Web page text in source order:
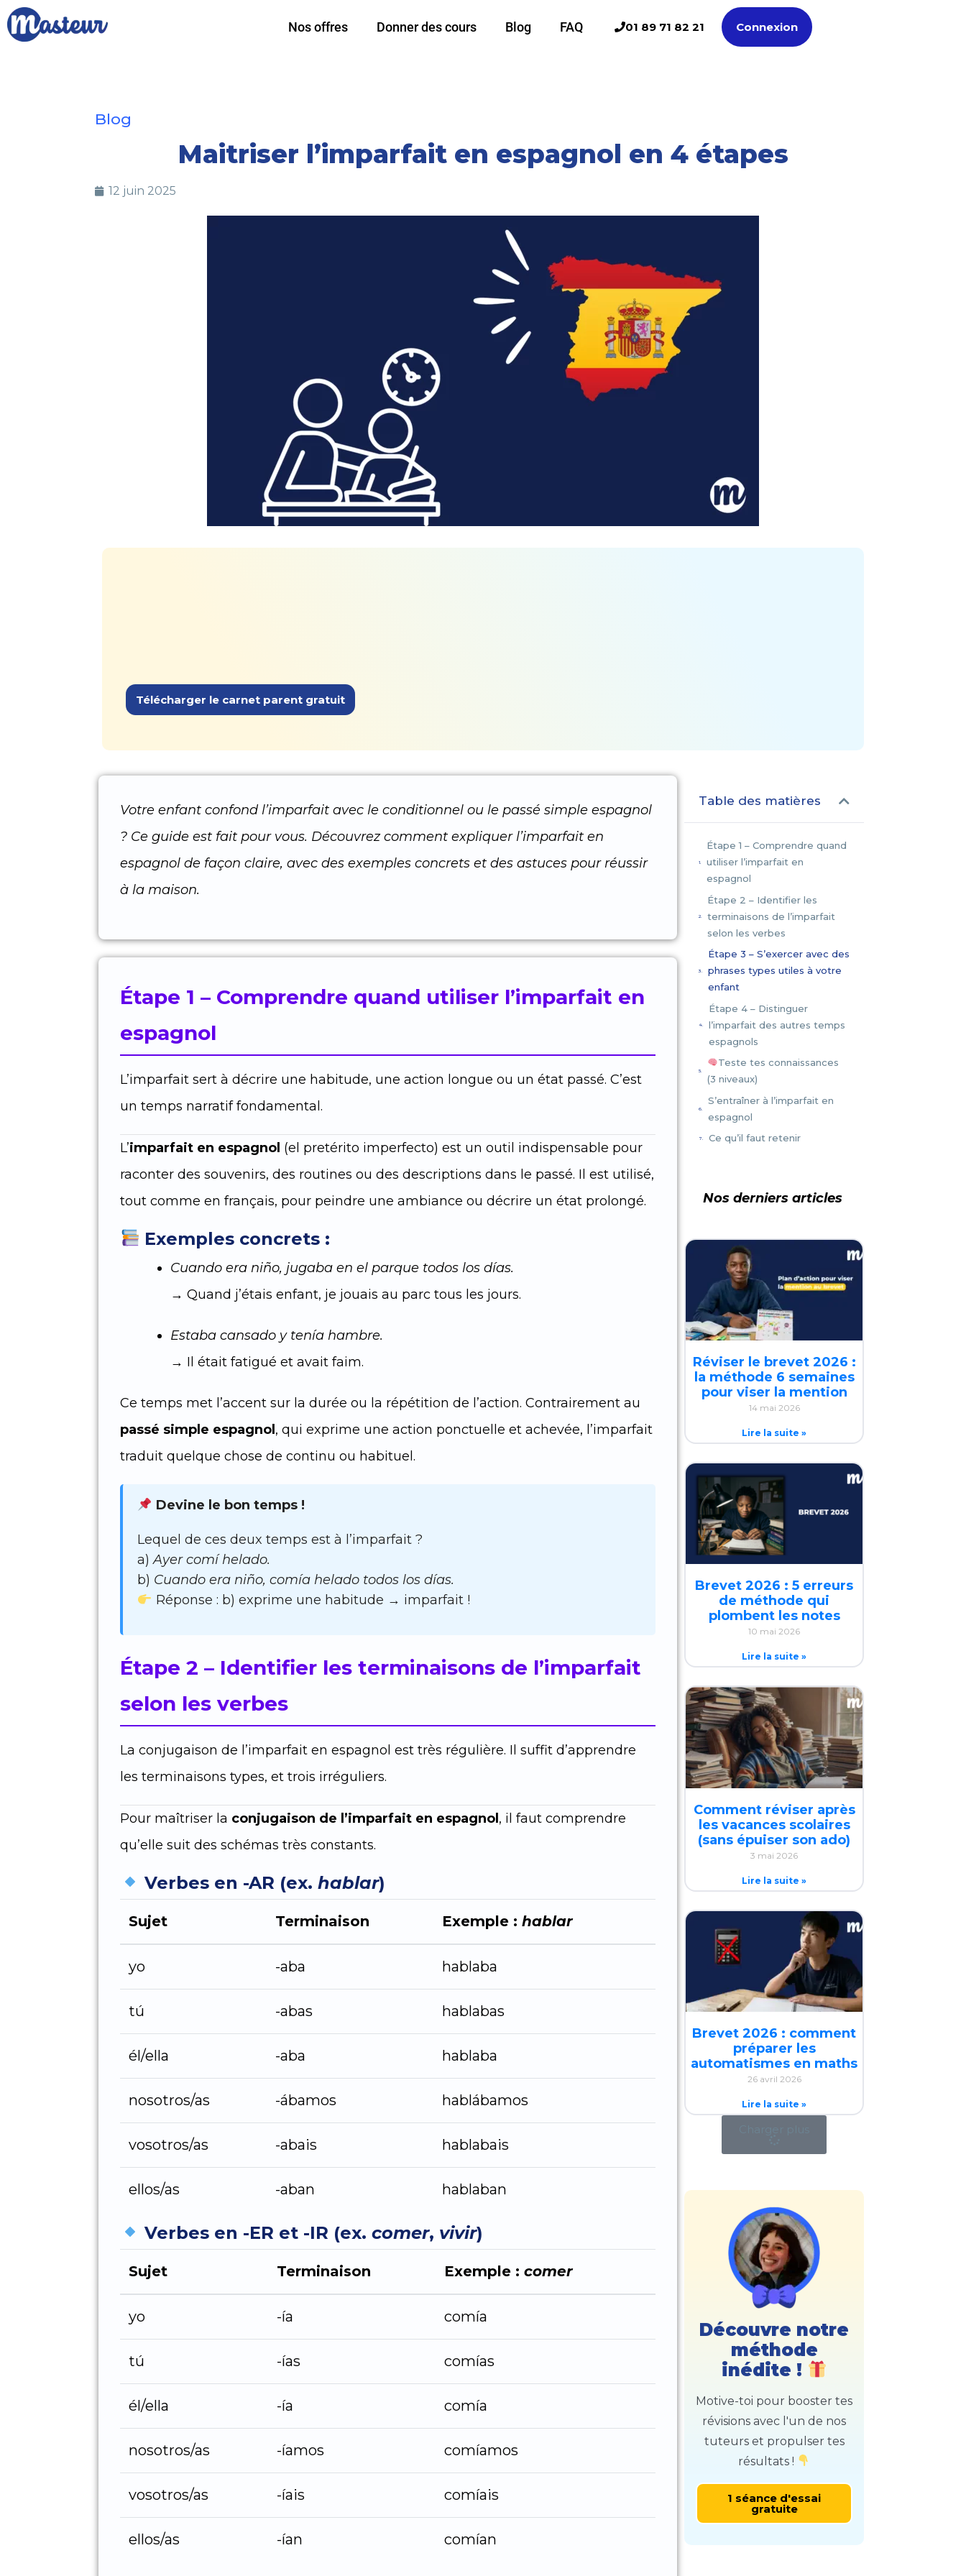
Nos offres Donner des cours Blog FAQ 01 89 71 82 21 Connexion
Blog
Maitriser l’imparfait en espagnol en 4 étapes
12 juin 2025
Télécharger le carnet parent gratuit
Votre enfant confond l’imparfait avec le conditionnel ou le passé simple espagnol
? Ce guide est fait pour vous. Découvrez comment expliquer l’imparfait en
espagnol de façon claire, avec des exemples concrets et des astuces pour réussir
à la maison.
Étape 1 – Comprendre quand utiliser l’imparfait en
espagnol
L’imparfait sert à décrire une habitude, une action longue ou un état passé. C’est
un temps narratif fondamental.
L’imparfait en espagnol (el pretérito imperfecto) est un outil indispensable pour
raconter des souvenirs, des routines ou des descriptions dans le passé. Il est utilisé,
tout comme en français, pour peindre une ambiance ou décrire un état prolongé.
Exemples concrets :
Cuando era niño, jugaba en el parque todos los días.
→ Quand j’étais enfant, je jouais au parc tous les jours.
Estaba cansado y tenía hambre.
→ Il était fatigué et avait faim.
Ce temps met l’accent sur la durée ou la répétition de l’action. Contrairement au
passé simple espagnol , qui exprime une action ponctuelle et achevée, l’imparfait
traduit quelque chose de continu ou habituel.
Devine le bon temps !
Lequel de ces deux temps est à l’imparfait ?
a)Ayer comí helado.
b) Cuando era niño, comía helado todos los días.
Réponse : b) exprime une habitude → imparfait !
Étape 2 – Identifier les terminaisons de l’imparfait
selon les verbes
La conjugaison de l’imparfait en espagnol est très régulière. Il suffit d’apprendre
les terminaisons types, et trois irréguliers.
Pour maîtriser la conjugaison de l’imparfait en espagnol , il faut comprendre
qu’elle suit des schémas très constants.
Verbes en -AR (ex.hablar)
Sujet Terminaison Exemple : hablar
yo -aba hablaba
tú -abas hablabas
él/ella -aba hablaba
nosotros/as -ábamos hablábamos
vosotros/as -abais hablabais
ellos/as -aban hablaban
Verbes en -ER et -IR (ex.comer, vivir)
Sujet Terminaison Exemple : comer
yo -ía comía
tú -ías comías
él/ella -ía comía
nosotros/as -íamos comíamos
vosotros/as -íais comíais
ellos/as -ían comían
Table des matières
Étape 1 – Comprendre quand
utiliser l’imparfait en
espagnol
Étape 2 – Identifier les
terminaisons de l’imparfait
selon les verbes
Étape 3 – S’exercer avec des
phrases types utiles à votre
enfant
Étape 4 – Distinguer
l’imparfait des autres temps
espagnols
Teste tes connaissances
(3 niveaux)
S’entraîner à l’imparfait en
espagnol
Ce qu’il faut retenir
Nos derniers articles
Réviser le brevet 2026 :
la méthode 6 semaines
pour viser la mention
14 mai 2026
Lire la suite »
Brevet 2026 : 5 erreurs
de méthode qui
plombent les notes
10 mai 2026
Lire la suite »
Comment réviser après
les vacances scolaires
(sans épuiser son ado)
3 mai 2026
Lire la suite »
Brevet 2026 : comment
préparer les
automatismes en maths
26 avril 2026
Lire la suite »
Découvre notre
méthode
inédite !
Motive-toi pour booster tes
révisions avec l'un de nos
tuteurs et propulser tes
résultats !
1 séance d'essai
gratuite